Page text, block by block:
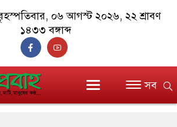
০৬ আগস্ট ২০২৬, ২২ শ্রাবণ
১৪৩৩ বঙ্গাব্দ
সব